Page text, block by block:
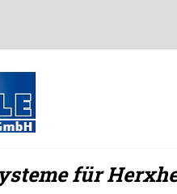
für